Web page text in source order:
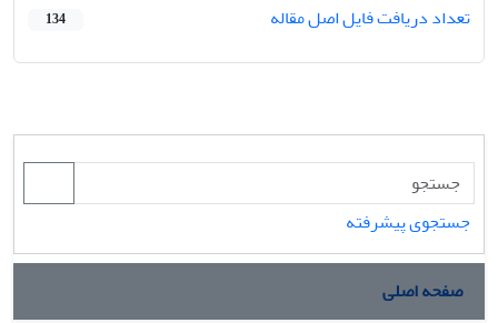
تعداد دریافت فایل اصل مقاله 134
جستجوی پیشرفته
صفحه اصلی